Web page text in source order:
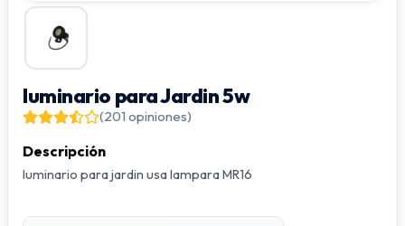
luminario para Jardin 5w
(201 opiniones)
Descripción
luminario para jardin usa lampara MR16